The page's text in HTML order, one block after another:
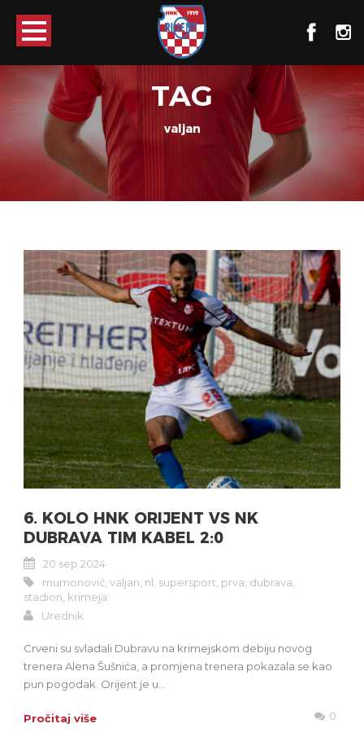
TAG
valjan
6. KOLO HNK ORIJENT VS NK
DUBRAVA TIM KABEL 2:0
20 sep 2024
mumonović valjan nl supersport prva dubrava
stadion krimeja
Urednik
Crveni su svladali Dubravu na krimejskom debiju novog
trenera Alena Šušnića, a promjena trenera pokazala se kao
pun pogodak. Orijent je u...
Pročitaj više 0